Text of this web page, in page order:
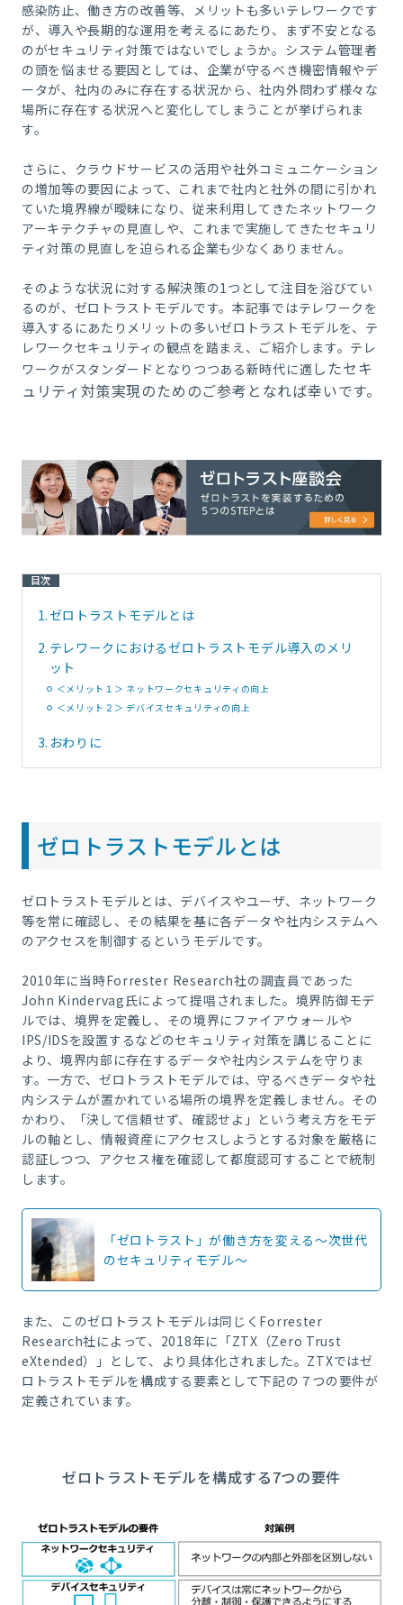
感染防止、働き方の改善等、メリットも多いテレワークです
が、導入や長期的な運用を考えるにあたり、まず不安となる
のがセキュリティ対策ではないでしょうか。システム管理者
の頭を悩ませる要因としては、企業が守るべき機密情報やデ
ータが、社内のみに存在する状況から、社内外問わず様々な
場所に存在する状況へと変化してしまうことが挙げられま
す。
さらに、クラウドサービスの活用や社外コミュニケーション
の増加等の要因によって、これまで社内と社外の間に引かれ
ていた境界線が曖昧になり、従来利用してきたネットワーク
アーキテクチャの見直しや、これまで実施してきたセキュリ
ティ対策の見直しを迫られる企業も少なくありません。
そのような状況に対する解決策の1つとして注目を浴びてい
るのが、ゼロトラストモデルです。本記事ではテレワークを
導入するにあたりメリットの多いゼロトラストモデルを、テ
レワークセキュリティの観点を踏まえ、ご紹介します。テレ
ワークがスタンダードとなりつつある新時代に適 したセキ
ュリティ対策実現のためのご参考となれば幸いです。
目次
1.ゼロトラストモデルとは
2. テレワークにおけるゼロトラストモデル導入のメリ
ット
＜メリット１＞ ネットワークセキュリティの向上
＜メリット２＞ デバイスセキュリティの向上
3. おわりに
ゼロトラストモデルとは
ゼロトラストモデルとは、デバイスやユーザ、ネットワーク
等を常に確認し、その結果を基に各データや社内システムへ
のアクセスを制御するというモデルです。
2010年に当時Forrester Research社の調査員であった
John Kindervag 氏によって提唱されました。境界防御モデ
ルでは、境界を定義し、その境界にファイアウォールや
IPS/IDSを設置するなどのセキュリティ対策を講じることに
より、境界内部に存在するデータや社内システムを守りま
す。一方で、ゼロトラストモデルでは、守るべきデータや社
内システムが置かれている場所の境界を定義しません。その
かわり、「決して信頼せず、確認せよ」という考え方をモデ
ルの軸とし、情報資産にアクセスしようとする対象を厳格に
認証しつつ、アクセス権を確認して都度認可することで統制
します。
「ゼロトラスト」が働き方を変える～次世代
のセキュリティモデル～
また、このゼロトラストモデルは同じく Forrester
Research社によって、 2018年に「ZTX（Zero Trust
eXtended）
」として、より具体化されました。 ZTXではゼ
ロトラストモデルを構成する要素として下記の７つの要件が
定義されています。
ゼロトラストモデルを構成する7つの要件